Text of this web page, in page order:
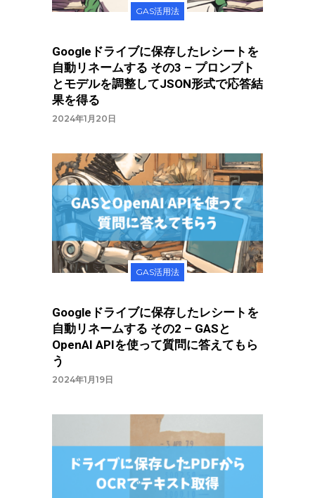
GAS活用法
Googleドライブに保存したレシートを
自動リネームする その3 – プロンプト
とモデルを調整してJSON形式で応答結
果を得る
2024年1月20日
GAS活用法
Googleドライブに保存したレシートを
自動リネームする その2 – GASと
OpenAI APIを使って質問に答えてもら
う
2024年1月19日